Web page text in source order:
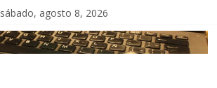
sábado, agosto 8, 2026